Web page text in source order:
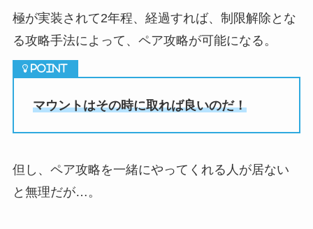
極が実装されて2年程、経過すれば、制限解除とな
る攻略手法によって、ペア攻略が可能になる。
マウントはその時に取れば良いのだ！
但し、ペア攻略を一緒にやってくれる人が居ない
と無理だが…。